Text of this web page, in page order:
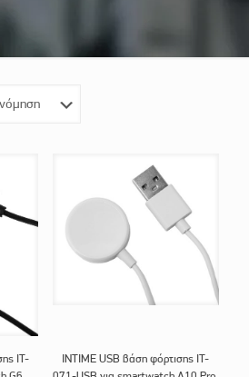
IT-
INTIME USB βάση φόρτισης IT-